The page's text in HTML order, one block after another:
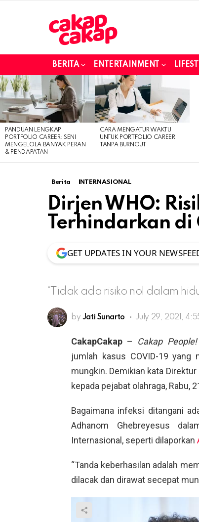
BERITA ENTERTAINMENT
LATEST
STORIES
PANDUAN LENGKAP
PORTFOLIO CAREER: SENI
MENGELOLA BANYAK PERAN
& PENDAPATAN
CARA MENGATUR WAKTU
UNTUK PORTFOLIO CAREER
TANPA BURNOUT
Berita INTERNASIONAL
Dirjen WHO:
Terhindarkan
GET UPDATES IN YOUR
“Tidak ada risiko nol dalam
by Jati Sunarto July 29, 2021,
CakapCakap – Cakap People!
jumlah kasus COVID-19 yang
mungkin. Demikian kata
kepada pejabat olahraga, Rabu,
Bagaimana infeksi ditangani
Adhanom Ghebreyesus
Internasional, seperti dilaporkan
“Tanda keberhasilan adalah
dilacak dan dirawat secepat